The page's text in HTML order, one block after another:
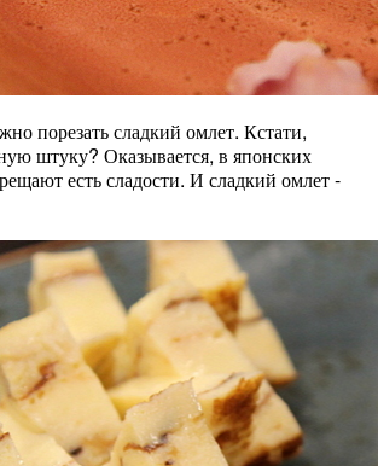
порезать сладкий омлет. Кстати,
штуку? Оказывается, в японских
есть сладости. И сладкий омлет -